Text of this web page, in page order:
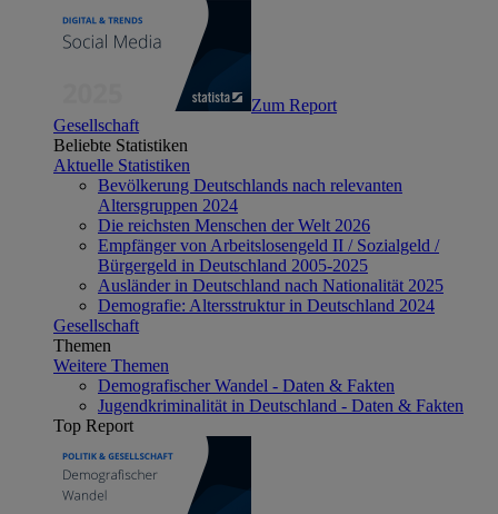
Zum Report
Gesellschaft
Beliebte Statistiken
Aktuelle Statistiken
Bevölkerung Deutschlands nach relevanten
Altersgruppen 2024
Die reichsten Menschen der Welt 2026
Empfänger von Arbeitslosengeld II / Sozialgeld /
Bürgergeld in Deutschland 2005-2025
Ausländer in Deutschland nach Nationalität 2025
Demografie: Altersstruktur in Deutschland 2024
Gesellschaft
Themen
Weitere Themen
Demografischer Wandel - Daten & Fakten
Jugendkriminalität in Deutschland - Daten & Fakten
Top Report